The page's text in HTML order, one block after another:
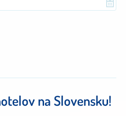
na Slovensku!